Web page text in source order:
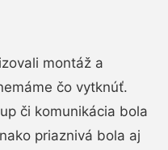
montáž a
čo vytknúť.
či komunikácia bola
priaznivá bola aj